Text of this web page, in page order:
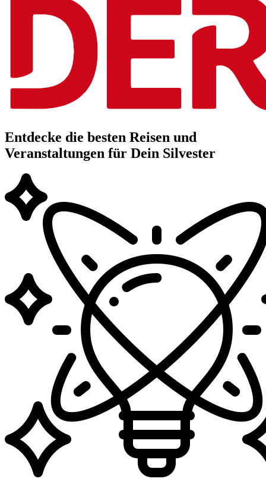
Entdecke die besten Reisen und
Veranstaltungen für Dein Silvester